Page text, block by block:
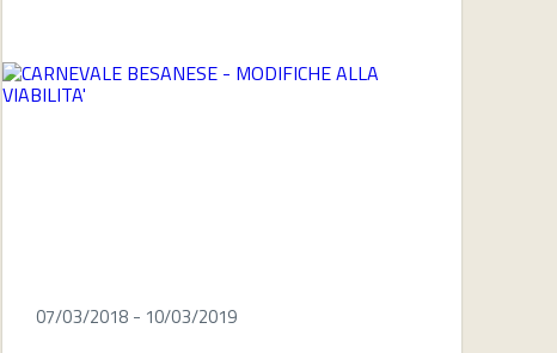
07/03/2018 - 10/03/2019